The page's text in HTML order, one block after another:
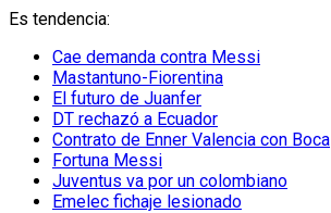
Es tendencia:
Cae demanda contra Messi
Mastantuno-Fiorentina
El futuro de Juanfer
DT rechazó a Ecuador
Contrato de Enner Valencia con Boca
Fortuna Messi
Juventus va por un colombiano
Emelec fichaje lesionado